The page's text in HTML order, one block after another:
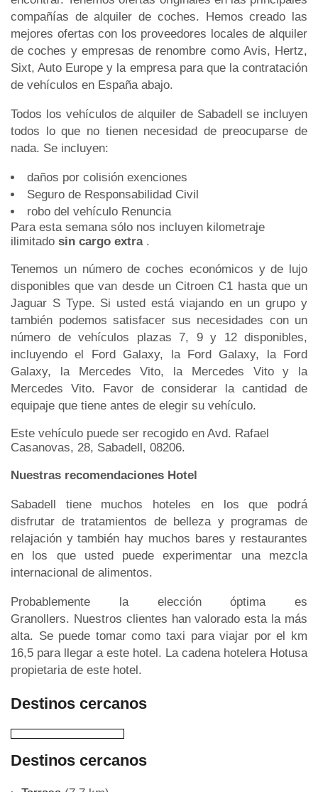
compañías de alquiler de coches. Hemos creado las
mejores ofertas con los proveedores locales de alquiler
de coches y empresas de renombre como Avis, Hertz,
Sixt, Auto Europe y la empresa para que la contratación
de vehículos en España abajo.
Todos los vehículos de alquiler de Sabadell se incluyen
todos lo que no tienen necesidad de preocuparse de
nada. Se incluyen:
daños por colisión exenciones
Seguro de Responsabilidad Civil
robo del vehículo Renuncia
Para esta semana sólo nos incluyen kilometraje
ilimitado sin cargo extra .
Tenemos un número de coches económicos y de lujo
disponibles que van desde un Citroen C1 hasta que un
Jaguar S Type. Si usted está viajando en un grupo y
también podemos satisfacer sus necesidades con un
número de vehículos plazas 7, 9 y 12 disponibles,
incluyendo el Ford Galaxy, la Ford Galaxy, la Ford
Galaxy, la Mercedes Vito, la Mercedes Vito y la
Mercedes Vito. Favor de considerar la cantidad de
equipaje que tiene antes de elegir su vehículo.
Este vehículo puede ser recogido en Avd. Rafael
Casanovas, 28, Sabadell, 08206.
Nuestras recomendaciones Hotel
Sabadell tiene muchos hoteles en los que podrá
disfrutar de tratamientos de belleza y programas de
relajación y también hay muchos bares y restaurantes
en los que usted puede experimentar una mezcla
internacional de alimentos.
Probablemente la elección óptima es
Granollers. Nuestros clientes han valorado esta la más
alta. Se puede tomar como taxi para viajar por el km
16,5 para llegar a este hotel. La cadena hotelera Hotusa
propietaria de este hotel.
Destinos cercanos
Destinos cercanos